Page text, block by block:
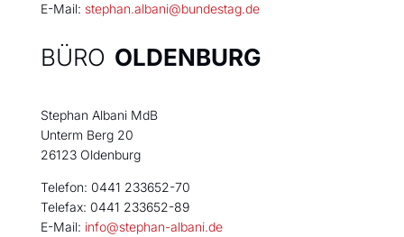
E-Mail: stephan.albani@bundestag.de
BÜRO OLDENBURG
Stephan Albani MdB
Unterm Berg 20
26123 Oldenburg
Telefon: 0441 233652-70
Telefax: 0441 233652-89
E-Mail: info@stephan-albani.de